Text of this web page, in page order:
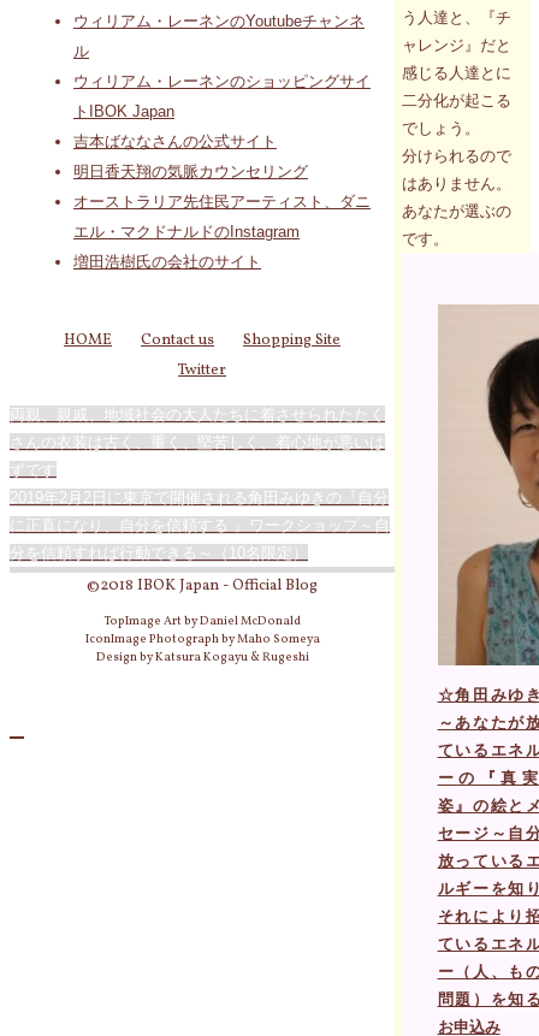
う人達と、『チ
ャレンジ』だと
感じる人達とに
二分化が起こる
でしょう。
分けられるので
はありません。
あなたが選ぶの
です。
☆角田みゆ
～あなたが
ているエネ
ーの『真
姿』の絵と
セージ～自
放っている
ルギーを知
それにより
ているエネ
ー（人、も
問題）を知
お申込み
ウィリアム・レーネンのYoutubeチャンネ
ル
ウィリアム・レーネンのショッピングサイ
トIBOK Japan
吉本ばななさんの公式サイト
明日香天翔の気脈カウンセリング
オーストラリア先住民アーティスト、ダニ
エル・マクドナルドのInstagram
増田浩樹氏の会社のサイト
HOME Contact us
Shopping Site
Twitter
両親、親戚、地域社会の大人たちに着させられたたく
さんの衣装は古く、重く、堅苦しく、着心地が悪いは
ずです
2019年2月2日に東京で開催される角田みゆきの『自分
に正直になり、自分を信頼する 』ワークショップ～自
分を信頼すれば行動できる～（10名限定）
©2018 IBOK Japan - Official Blog
TopImage Art by Daniel McDonald
IconImage Photograph by Maho Someya
Design by Katsura Kogayu & Rugeshi